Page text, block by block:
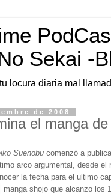
Sekai -
locura diaria mal
de 2008
el manga de
Suenobu comenzó a
arco argumental, desde el
la fecha para el ultimo
manga shojo que alcanzo los